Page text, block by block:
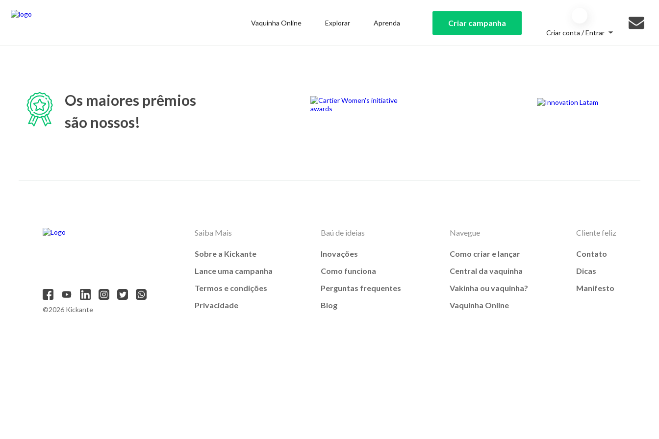
Vaquinha Online Explorar Aprenda Criar campanha
Criar conta / Entrar
Os maiores prêmios
são nossos!
©2026 Kickante
Saiba Mais
Sobre a Kickante
Lance uma campanha
Termos e condições
Privacidade
Baú de ideias
Inovações
Como funciona
Perguntas frequentes
Blog
Navegue
Como criar e lançar
Central da vaquinha
Vakinha ou vaquinha?
Vaquinha Online
Cliente feliz
Contato
Dicas
Manifesto